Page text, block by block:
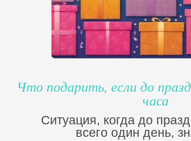
Что подарить, если до
часа
Ситуация, когда до
всего один день,